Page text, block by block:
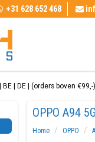
+31 628 652 468
| DE | (orders boven €99,-)
OPPO A94
Home OPPO